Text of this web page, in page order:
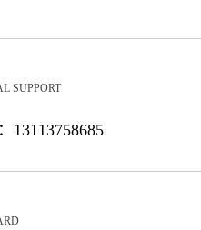
SUPPORT
13113758685